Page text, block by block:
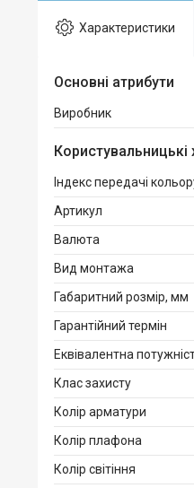
Характеристики
Основні атрибути
Виробник
Користувальницькі
Індекс передачі
Артикул
Валюта
Вид монтажа
Габаритний розмір, мм
Гарантійний термін
Еквівалентна
Клас захисту
Колір арматури
Колір плафона
Колір світіння